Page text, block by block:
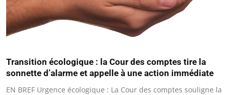
Transition écologique : la Cour des comptes tire la
sonnette d’alarme et appelle à une action immédiate
EN BREF Urgence écologique : La Cour des comptes souligne la